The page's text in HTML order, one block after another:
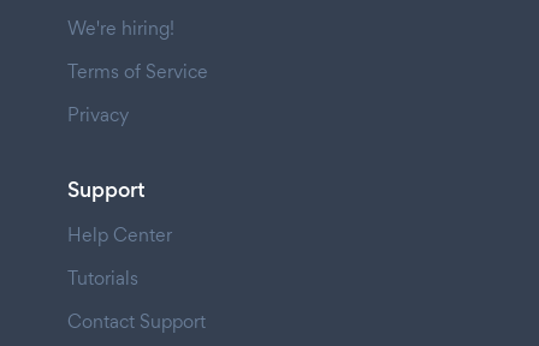
We're hiring!
Terms of Service
Privacy
Support
Help Center
Tutorials
Contact Support